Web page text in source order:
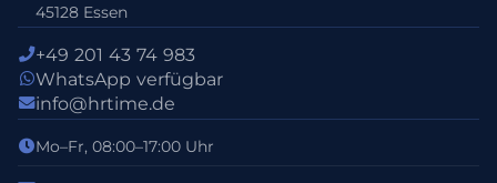
45128 Essen
+49 201 43 74 983
WhatsApp verfügbar
info@hrtime.de
Mo–Fr, 08:00–17:00 Uhr